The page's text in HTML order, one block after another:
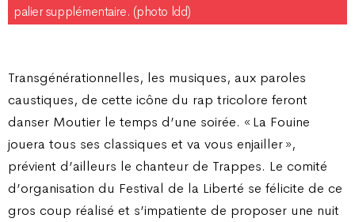
palier supplémentaire. (photo ldd)
Transgénérationnelles, les musiques, aux paroles
caustiques, de cette icône du rap tricolore feront
danser Moutier le temps d’une soirée. « La Fouine
jouera tous ses classiques et va vous enjailler »,
prévient d’ailleurs le chanteur de Trappes. Le comité
d’organisation du Festival de la Liberté se félicite de ce
gros coup réalisé et s’impatiente de proposer une nuit